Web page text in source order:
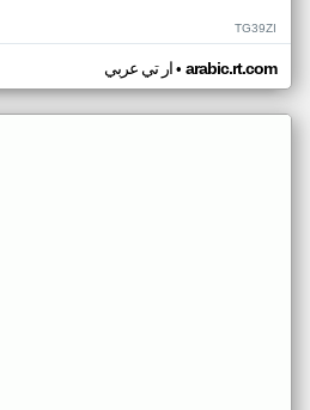
TG39ZI
ار تي عربي• arabic.rt.com